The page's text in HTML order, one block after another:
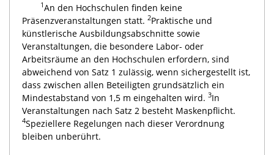
1An den Hochschulen finden keine
Präsenzveranstaltungen statt. 2Praktische und
künstlerische Ausbildungsabschnitte sowie
Veranstaltungen, die besondere Labor- oder
Arbeitsräume an den Hochschulen erfordern, sind
abweichend von Satz 1 zulässig, wenn sichergestellt ist,
dass zwischen allen Beteiligten grundsätzlich ein
Mindestabstand von 1,5 m eingehalten wird. 3In
Veranstaltungen nach Satz 2 besteht Maskenpflicht.
4Speziellere Regelungen nach dieser Verordnung
bleiben unberührt.